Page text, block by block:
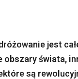
jest
obszary świata,
są